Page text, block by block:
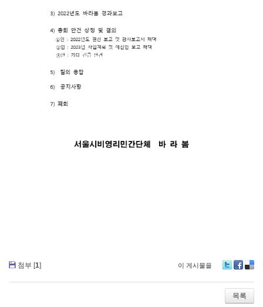
첨부 [1] 이 게시물을
wi ce
bo
ok
lici
ou
s
목록